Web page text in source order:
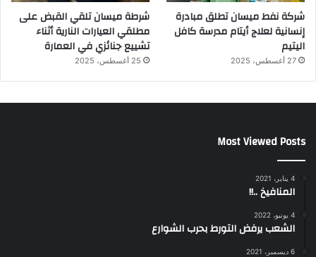
شركة نفط ميسان تطلق مبادرة
إنسانية لعلاج أيتام مدرسة كافل
اليتيم
27 أغسطس، 2025
شرطة ميسان تلقي القبض على
مطلقي العيارات النارية أثناء
تشييع جنائزي في العمارة
25 أغسطس، 2025
Most Viewed Posts
4 يناير، 2021
المنافيخ ..!!
4 يونيو، 2022
الشعب يرفض التورط بحرب الشوارع
6 ديسمبر، 2021